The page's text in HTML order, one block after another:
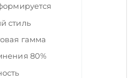
стиль
гамма
80%